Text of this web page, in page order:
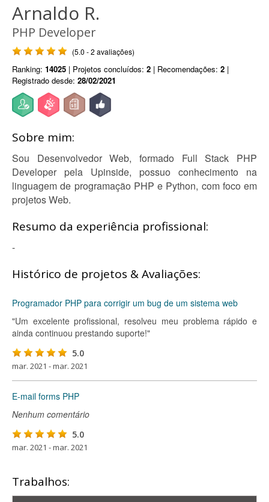
Arnaldo R.
PHP Developer
(5.0 - 2 avaliações)
Ranking: 14025 | Projetos concluídos: 2 | Recomendações: 2 |
Registrado desde: 28/02/2021
Sobre mim:
Sou Desenvolvedor Web, formado Full Stack PHP
Developer pela Upinside, possuo conhecimento na
linguagem de programação PHP e Python, com foco em
projetos Web.
Resumo da experiência profissional:
-
Histórico de projetos & Avaliações:
Programador PHP para corrigir um bug de um sistema web
"Um excelente profissional, resolveu meu problema rápido e
ainda continuou prestando suporte!"
5.0
mar. 2021 - mar. 2021
E-mail forms PHP
Nenhum comentário
5.0
mar. 2021 - mar. 2021
Trabalhos: